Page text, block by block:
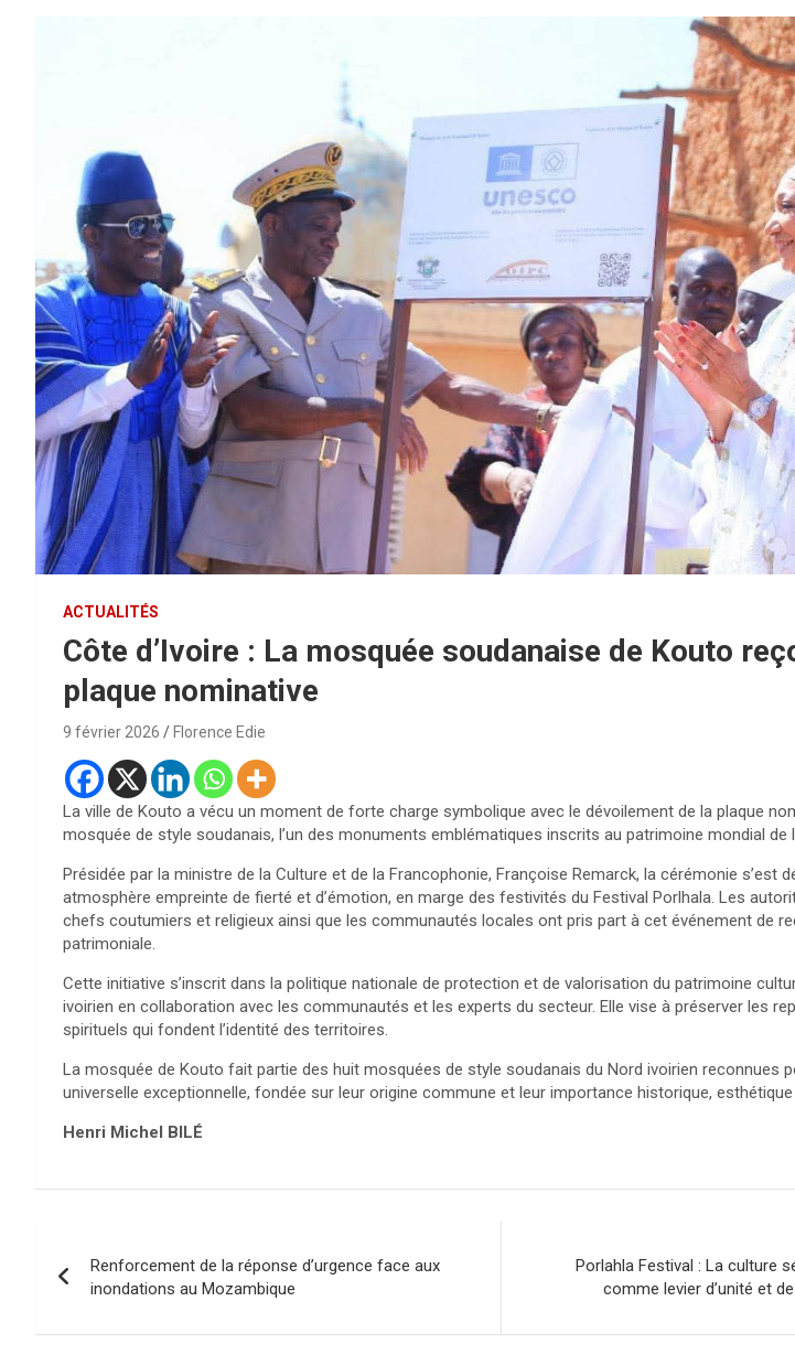
ACTUALITÉS
Côte d’Ivoire : La mosquée soudanaise de Kouto
plaque nominative
9 février 2026 Florence Edie
La ville de Kouto a vécu un moment de forte charge symbolique avec le dévoilement de la plaque
mosquée de style soudanais, l’un des monuments emblématiques inscrits au patrimoine mondial de
Présidée par la ministre de la Culture et de la Francophonie, Françoise Remarck, la cérémonie s’est
atmosphère empreinte de fierté et d’émotion, en marge des festivités du Festival Porlhala. Les
chefs coutumiers et religieux ainsi que les communautés locales ont pris part à cet événement de
patrimoniale.
Cette initiative s’inscrit dans la politique nationale de protection et de valorisation du patrimoine
ivoirien en collaboration avec les communautés et les experts du secteur. Elle vise à préserver les
spirituels qui fondent l’identité des territoires.
La mosquée de Kouto fait partie des huit mosquées de style soudanais du Nord ivoirien reconnues
universelle exceptionnelle, fondée sur leur origine commune et leur importance historique,
Henri Michel BILÉ
de
l’article
Renforcement de la réponse d’urgence face aux
inondations au Mozambique
Porlahla Festival : La culture
comme levier d’unité et